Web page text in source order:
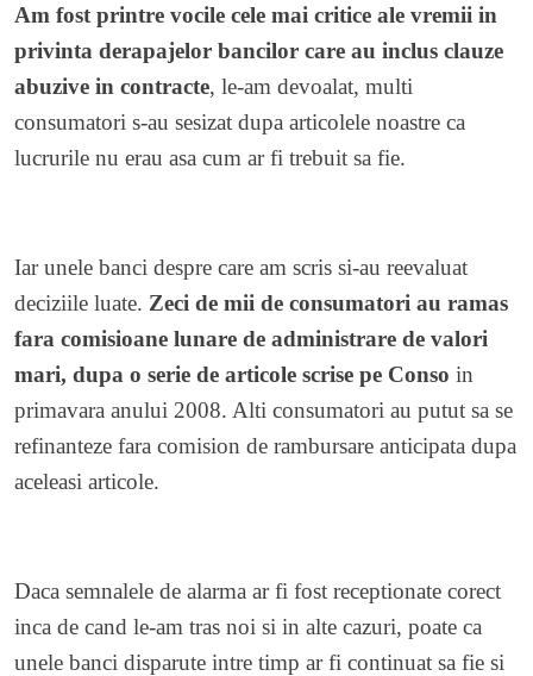
Am fost printre vocile cele mai critice ale vremii in
privinta derapajelor bancilor care au inclus clauze
abuzive in contracte, le-am devoalat, multi
consumatori s-au sesizat dupa articolele noastre ca
lucrurile nu erau asa cum ar fi trebuit sa fie.
Iar unele banci despre care am scris si-au reevaluat
deciziile luate. Zeci de mii de consumatori au ramas
fara comisioane lunare de administrare de valori
mari, dupa o serie de articole scrise pe Conso in
primavara anului 2008. Alti consumatori au putut sa se
refinanteze fara comision de rambursare anticipata dupa
aceleasi articole.
Daca semnalele de alarma ar fi fost receptionate corect
inca de cand le-am tras noi si in alte cazuri, poate ca
unele banci disparute intre timp ar fi continuat sa fie si